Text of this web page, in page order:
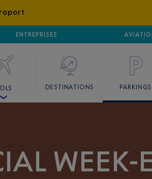
ENTREPRISESAÉROPORT CANNES MANDELIEU
DESTINATIONS PARKINGS
WEEK-